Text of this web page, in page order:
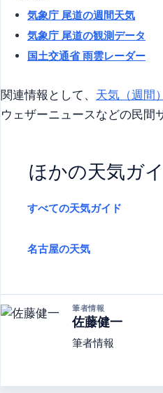
気象庁 尾道の週間天気
気象庁 尾道の観測データ
国土交通省 雨雲レーダー
関連情報として、 天気（週間）
ウェザーニュースなどの民間
ほかの天気ガ
すべての天気ガイド
名古屋の天気
筆者情報
佐藤健一
筆者情報